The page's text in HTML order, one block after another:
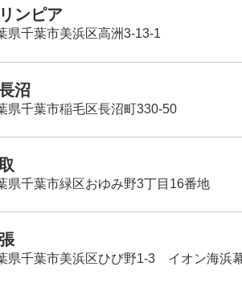
ンピア
千葉市美浜区高洲3-13-1
沼
千葉市稲毛区長沼町330-50
千葉市緑区おゆみ野3丁目16番地
千葉市美浜区ひび野1-3 イオン海浜